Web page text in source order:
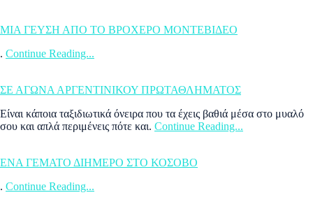
ΜΙΑ ΓΕΥΣΗ ΑΠΟ ΤΟ ΒΡΟΧΕΡΟ ΜΟΝΤΕΒΙΔΕΟ
. Continue Reading...
ΣΕ ΑΓΩΝΑ ΑΡΓΕΝΤΙΝΙΚΟΥ ΠΡΩΤΑΘΛΗΜΑΤΟΣ
Είναι κάποια ταξιδιωτικά όνειρα που τα έχεις βαθιά μέσα στο μυαλό
σου και απλά περιμένεις πότε και. Continue Reading...
ΕΝΑ ΓΕΜΑΤΟ ΔΙΗΜΕΡΟ ΣΤΟ ΚΟΣΟΒΟ
. Continue Reading...